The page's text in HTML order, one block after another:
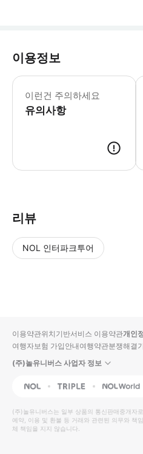
이용정보
이런건 주의하세요
유의사항
[
리뷰
NOL 인터파크투어
입니
다.
높
은
순
동
영
상
순
상
이용약관위치기반서비스 이용약관개인
여행자보험 가입안내여행약관분쟁해결
(주)놀유니버스 사업자 정보
NOL Triple Interpark
(주)놀유니버스는 일부 상품의 통신판매중개자
예약, 이용 및 환불 등 거래와 관련된 의무와 책
체 책임을 지지 않습니다.